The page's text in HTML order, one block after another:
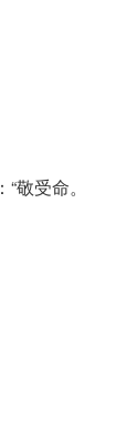
敬受命。